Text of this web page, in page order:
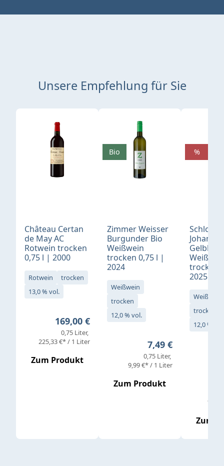
Unsere Empfehlung für Sie
Produktgalerie überspringen
Château Certan
de May AC
Rotwein trocken
0,75 l | 2000
Rotwein
trocken
13,0 % vol.
Regulärer Preis:
169,00 €
0,75 Liter
225,33 €* / 1 Liter
Zum Produkt
Zimmer Weisser
Burgunder Bio
Weißwein
trocken 0,75 l |
2024
Weißwein
trocken
12,0 % vol.
Regulärer Preis:
7,49 €
0,75 Liter
9,99 €* / 1 Liter
Zum Produkt
Bio
Schloß
Gelblack
trocken
2025
Weißwein
trocken
12,0 % vol.
Zum
%